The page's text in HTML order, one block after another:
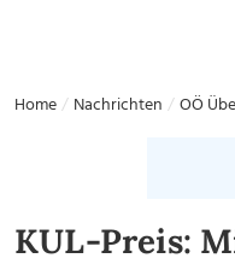
Home Nachrichten OÖ
KUL-Preis: